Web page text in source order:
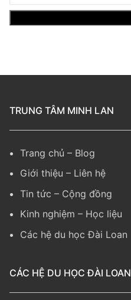
TRUNG TÂM MINH LAN
Trang chủ – Blog
Giới thiệu – Liên hệ
Tin tức – Cộng đồng
Kinh nghiệm – Học liệu
Các hệ du học Đài Loan
CÁC HỆ DU HỌC ĐÀI LOAN